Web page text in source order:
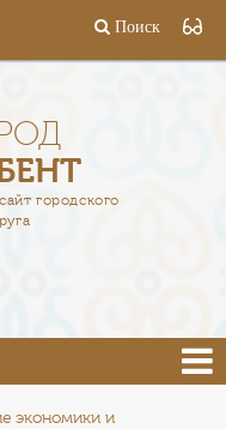
Поиск
городского
экономики и